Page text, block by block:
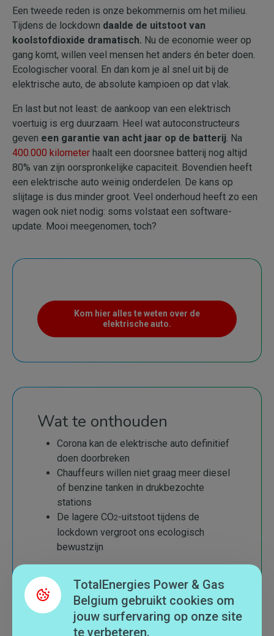
Een tweede reden is onze bekommernis om het milieu.
Tijdens de lockdown daalde de uitstoot van
koolstofdioxide dramatisch. Nu de economie weer op
gang komt, willen veel mensen het anders én beter doen.
Ecologischer vooral. En dan kom je al snel uit bij de
elektrische auto, de absolute kampioen op dat vlak.
En last but not least: de aankoop van een elektrisch
voertuig is erg duurzaam. Heel wat autoconstructeurs
geven een garantie van acht jaar op de batterij. Na
400.000 kilometer haalt een doorsnee batterij nog altijd
80% van zijn oorspronkelijke capaciteit. Bovendien heeft
een elektrische auto weinig onderdelen. De kans op
slijtage is dus minder groot. Veel onderhoud heeft zo een
wagen ook niet nodig: soms volstaat een software-
update. Mooi meegenomen, toch?
Kom hier alles te weten over de
elektrische auto.
Wat te onthouden
Corona kan de elektrische auto definitief
doen doorbreken
Chauffeurs willen niet graag meer diesel
of benzine tanken in drukbezochte
stations
De lagere CO2-uitstoot tijdens de
lockdown vergroot ons ecologisch
bewustzijn
TotalEnergies Power & Gas
Belgium gebruikt cookies om
jouw surfervaring op onze site
te verbeteren.